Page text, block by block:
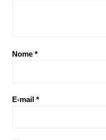
Nome *
E-mail *